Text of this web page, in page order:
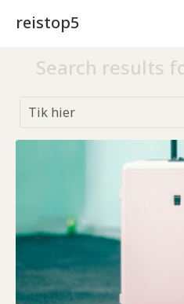
reistop5
Search results